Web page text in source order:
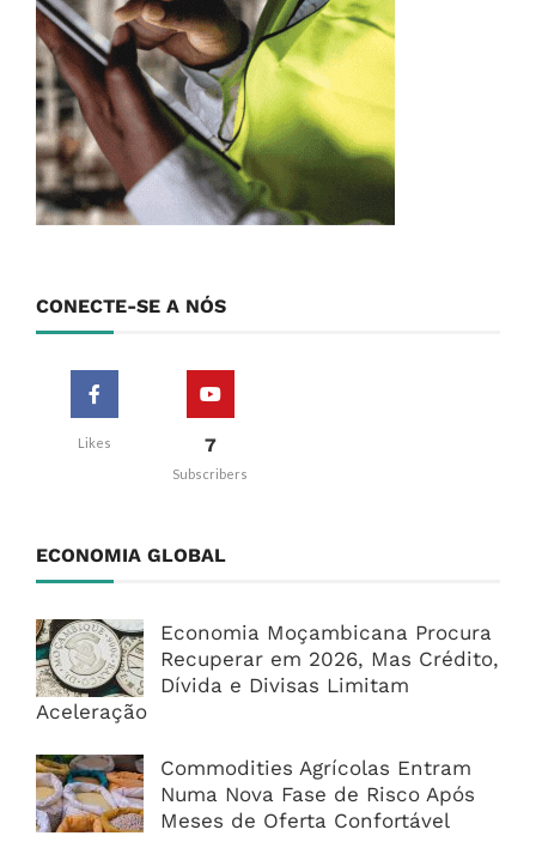
CONECTE-SE A NÓS
Likes 7
Subscribers
ECONOMIA GLOBAL
Economia Moçambicana Procura
Recuperar em 2026, Mas Crédito,
Dívida e Divisas Limitam
Aceleração
Commodities Agrícolas Entram
Numa Nova Fase de Risco Após
Meses de Oferta Confortável